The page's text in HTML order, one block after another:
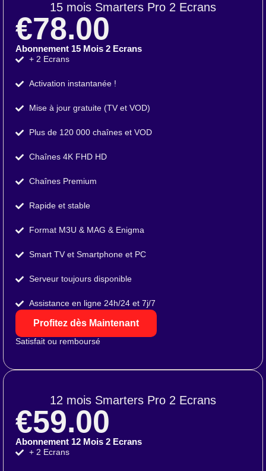
15 mois Smarters Pro 2 Ecrans
€78.00
Abonnement 15 Mois 2 Ecrans
+ 2 Ecrans
Activation instantanée !
Mise à jour gratuite (TV et VOD)
Plus de 120 000 chaînes et VOD
Chaînes 4K FHD HD
Chaînes Premium
Rapide et stable
Format M3U & MAG & Enigma
Smart TV et Smartphone et PC
Serveur toujours disponible
Assistance en ligne 24h/24 et 7j/7
Profitez dès Maintenant
Satisfait ou remboursé
12 mois Smarters Pro 2 Ecrans
€59.00
Abonnement 12 Mois 2 Ecrans
+ 2 Ecrans